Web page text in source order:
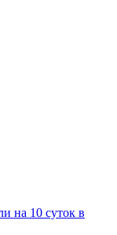
на 10 суток в